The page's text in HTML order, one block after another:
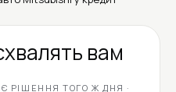
вам
РІШЕННЯ ТОГО Ж ДНЯ ·